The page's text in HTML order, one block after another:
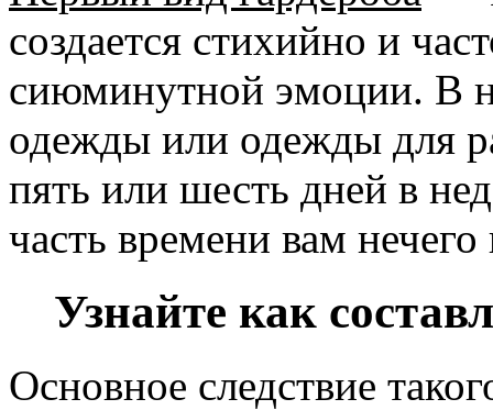
создается стихийно и
сиюминутной эмоции. В
одежды или одежды для
пять или шесть дней в
часть времени вам нечего
Узнайте как
Основное следствие